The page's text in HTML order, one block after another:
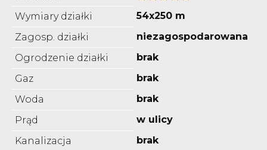
Wymiary działki
54x250 m
Zagosp. działki
niezagospodarowana
Ogrodzenie działki
brak
Gaz
brak
Woda
brak
Prąd
w ulicy
Kanalizacja
brak